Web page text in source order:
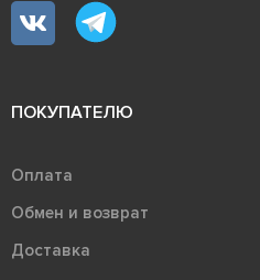
ПОКУПАТЕЛЮ
Оплата
Обмен и возврат
Доставка